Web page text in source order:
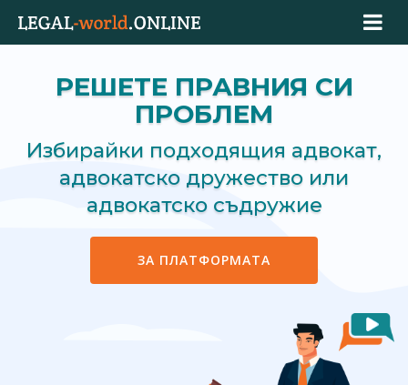
РЕШЕТЕ ПРАВНИЯ СИ
ПРОБЛЕМ
Избирайки подходящия адвокат,
адвокатско дружество или
адвокатско съдружие
ЗА ПЛАТФОРМАТА